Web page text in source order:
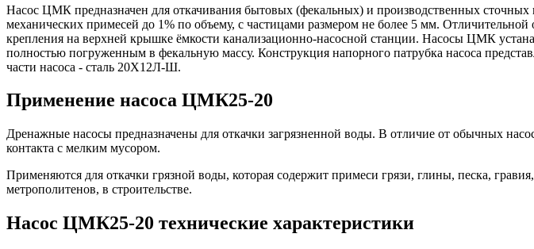
Насос ЦМК предназначен для откачивания бытовых (фекальных) и производственных
механических примесей до 1% по объему, с частицами размером не более 5 мм.
крепления на верхней крышке ёмкости канализационно-насосной станции. Насосы ЦМК
полностью погруженным в фекальную массу. Конструкция напорного патрубка насоса
части насоса - сталь 20Х12Л-Ш.
Применение насоса ЦМК25-20
Дренажные насосы предназначены для откачки загрязненной воды. В отличие от обычных
контакта с мелким мусором.
Применяются для откачки грязной воды, которая содержит примеси грязи, глины, песка,
метрополитенов, в строительстве.
Насос ЦМК25-20 технические характеристики